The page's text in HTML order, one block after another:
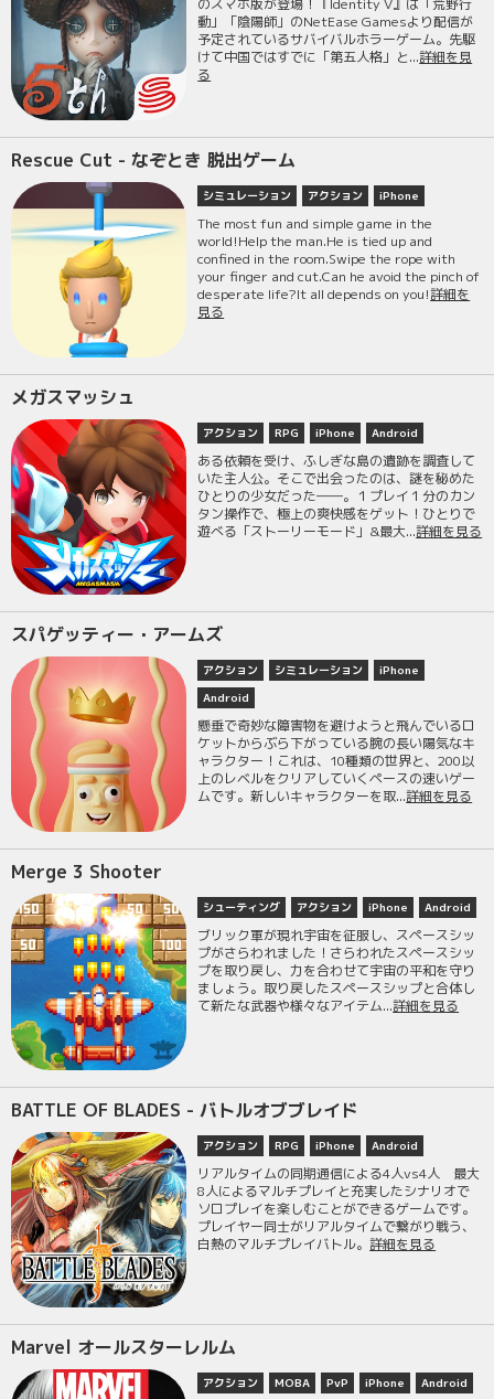
動」「陰陽師」のNetEase Gamesより配信が
予定されているサバイバルホラーゲーム。先駆
けて中国ではすでに「第五人格」と...詳細を見
る
Rescue Cut - なぞとき 脱出ゲーム
シミュレーション アクション iPhone
The most fun and simple game in the
world!Help the man.He is tied up and
confined in the room.Swipe the rope with
your finger and cut.Can he avoid the pinch of
desperate life?It all depends on you!詳細を
見る
メガスマッシュ
アクション RPG iPhone Android
ある依頼を受け、ふしぎな島の遺跡を調査して
いた主人公。そこで出会ったのは、謎を秘めた
ひとりの少女だった――。１プレイ１分のカン
タン操作で、極上の爽快感をゲット！ひとりで
遊べる「ストーリーモード」&最大...詳細を見る
スパゲッティー・アームズ
アクション シミュレーション
iPhone
Android
懸垂で奇妙な障害物を避けようと飛んでいるロ
ケットからぶら下がっている腕の長い陽気なキ
ャラクター！これは、10種類の世界と、200以
上のレベルをクリアしていくペースの速いゲー
ムです。新しいキャラクターを取...詳細を見る
Merge 3 Shooter
シューティング アクション iPhone Android
ブリック軍が現れ宇宙を征服し、スペースシッ
プがさらわれました！さらわれたスペースシッ
プを取り戻し、力を合わせて宇宙の平和を守り
ましょう。取り戻したスペースシップと合体し
て新たな武器や様々なアイテム...詳細を見る
BATTLE OF BLADES - バトルオブブレイド
アクション RPG iPhone Android
リアルタイムの同期通信による4人vs4人 最大
8人によるマルチプレイと充実したシナリオで
ソロプレイを楽しむことができるゲームです。
プレイヤー同士がリアルタイムで繋がり戦う、
白熱のマルチプレイバトル。詳細を見る
Marvel オールスターレルム
アクション MOBA PvP iPhone Android